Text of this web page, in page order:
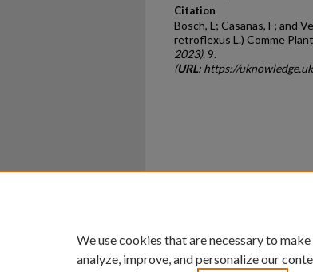
Citation
Bosch, L; Casanas, F; and
retroflexus L.) Comme
2023). 9.
(URL: https://
We use cookies that are necessary to
analyze, improve, and personalize our